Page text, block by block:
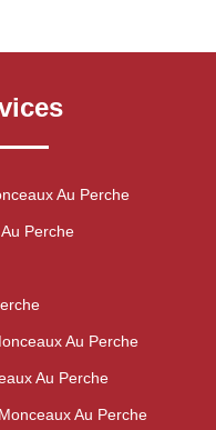
Au Perche
Perche
Au Perche
Au Perche
Au Perche